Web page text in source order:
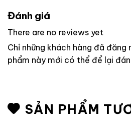
Đánh giá
There are no reviews yet
Chỉ những khách hàng đã đăng
phẩm này mới có thể để lại
SẢN PHẨM